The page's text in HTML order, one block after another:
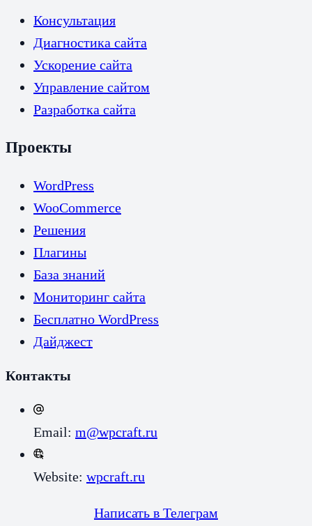
Консультация
Диагностика сайта
Ускорение сайта
Управление сайтом
Разработка сайта
Проекты
WordPress
WooCommerce
Решения
Плагины
База знаний
Мониторинг сайта
Бесплатно WordPress
Дайджест
Контакты
Email: m@wpcraft.ru
Website: wpcraft.ru
Написать в Телеграм